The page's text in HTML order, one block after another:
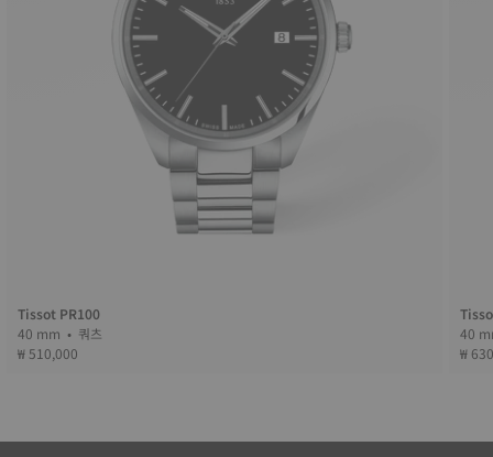
Tissot PR100
40 mm • 쿼츠
₩ 510,000
₩